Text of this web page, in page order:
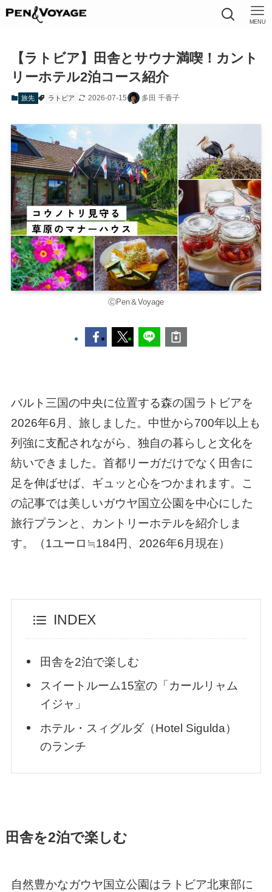
MENU
【ラトビア】田舎とサウナ満喫！カント
リーホテル2泊コース紹介
旅先 ラトビア 2026-07-15 多田 千香子
ⒸPen＆Voyage
バルト三国の中央に位置する森の国ラトビアを
2026年6月、旅しました。中世から700年以上も
列強に支配されながら、独自の暮らしと文化を
紡いできました。首都リーガだけでなく田舎に
足を伸ばせば、ギュッと心をつかまれます。こ
の記事では美しいガウヤ国立公園を中心にした
旅行プランと、カントリーホテルを紹介しま
す。（1ユーロ≒184円、2026年6月現在）
INDEX
田舎を2泊で楽しむ
スイートルーム15室の「カールリャム
イジャ」
ホテル・スィグルダ（Hotel Sigulda）
のランチ
田舎を2泊で楽しむ
自然豊かなガウヤ国立公園はラトビア北東部に